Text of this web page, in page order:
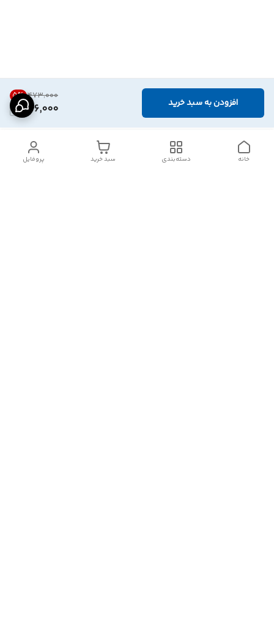
۴۷۳٬۰۰۰ 5%
446,000 افزودن به سبد خرید
پروفایل سبد خرید دسته‌بندی خانه